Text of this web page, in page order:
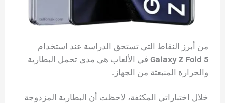
من أبرز النقاط التي تستحق الدراسة عند استخدام
Galaxy Z Fold 5 في الألعاب هي مدى تحمل البطارية
والحرارة المنبعثة من الجهاز.
خلال اختباراتي المكثفة، لاحظت أن البطارية المزدوجة